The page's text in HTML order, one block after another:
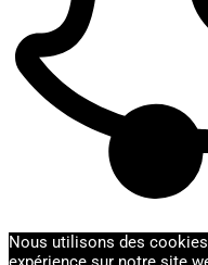
Nous utilisons des